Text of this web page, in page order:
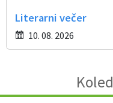
Literarni večer
10. 08. 2026